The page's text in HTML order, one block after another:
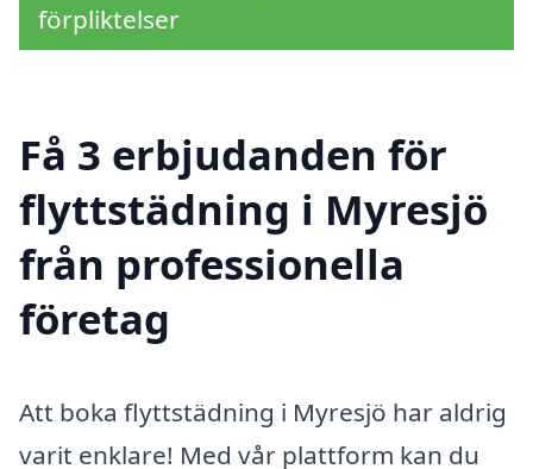
förpliktelser
Få 3 erbjudanden för
flyttstädning i Myresjö
från professionella
företag
Att boka flyttstädning i Myresjö har aldrig
varit enklare! Med vår plattform kan du